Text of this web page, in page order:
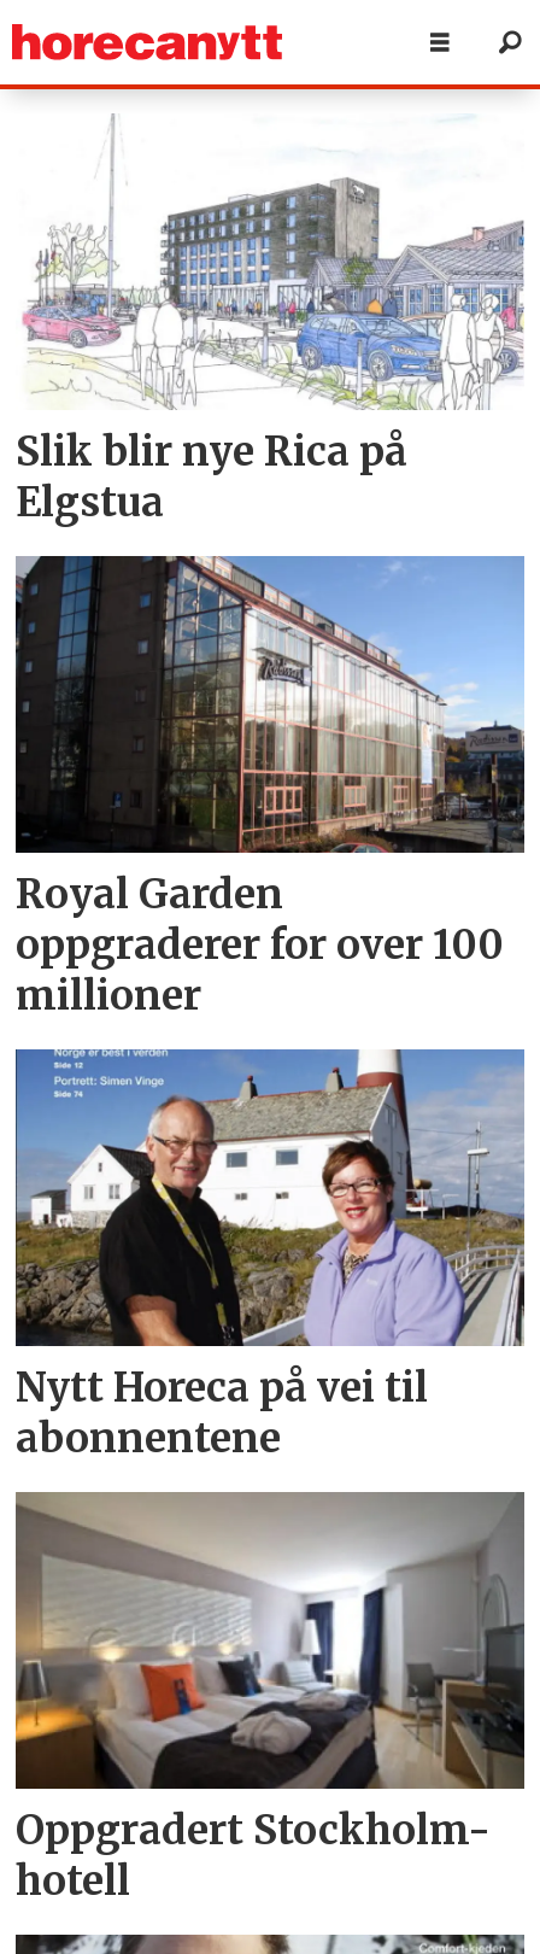
vedlikehold
og
ombygging
Slik blir nye Rica på
Elgstua
Royal Garden
oppgraderer for over 100
millioner
Nytt Horeca på vei til
abonnentene
Oppgradert Stockholm-
hotell